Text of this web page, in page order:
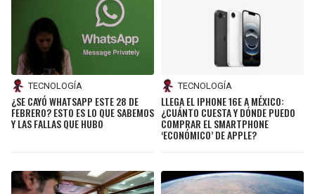
TECNOLOGÍA
¿SE CAYÓ WHATSAPP ESTE 28 DE
FEBRERO? ESTO ES LO QUE SABEMOS
Y LAS FALLAS QUE HUBO
TECNOLOGÍA
LLEGA EL IPHONE 16E A MÉXICO:
¿CUÁNTO CUESTA Y DÓNDE PUEDO
COMPRAR EL SMARTPHONE
‘ECONÓMICO’ DE APPLE?